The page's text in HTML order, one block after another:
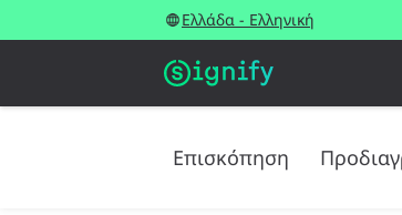
Ελλάδα - Ελληνική
Επισκόπηση